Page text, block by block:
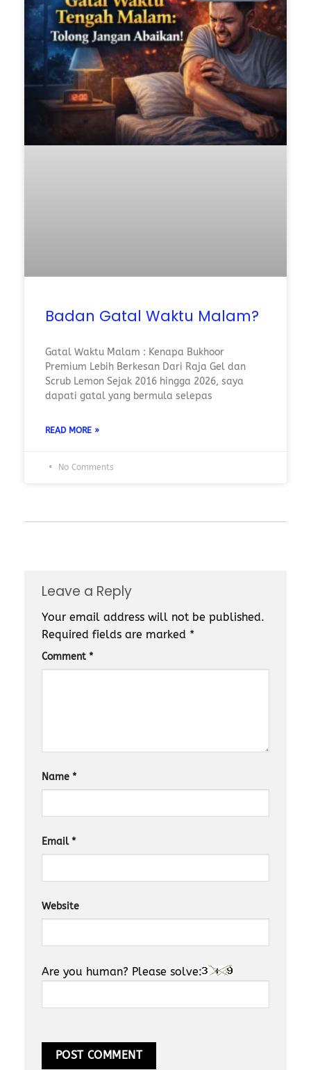
Badan Gatal Waktu Malam?
Gatal Waktu Malam : Kenapa Bukhoor
Premium Lebih Berkesan Dari Raja Gel dan
Scrub Lemon Sejak 2016 hingga 2026, saya
dapati gatal yang bermula selepas
READ MORE »
No Comments
Leave a Reply
Your email address will not be published.
Required fields are marked *
Comment *
Name *
Email *
Website
Are you human? Please solve: